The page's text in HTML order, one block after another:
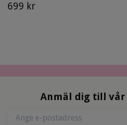
699 kr
Anmäl dig till